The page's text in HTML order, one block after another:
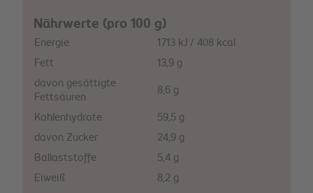
Nährwerte (pro 100 g)
Energie 1713 kJ / 408 kcal
Fett 13,9 g
davon gesättigte
Fettsäuren
8,6 g
Kohlenhydrate 59,5 g
davon Zucker 24,9 g
Ballaststoffe 5,4 g
Eiweiß 8,2 g